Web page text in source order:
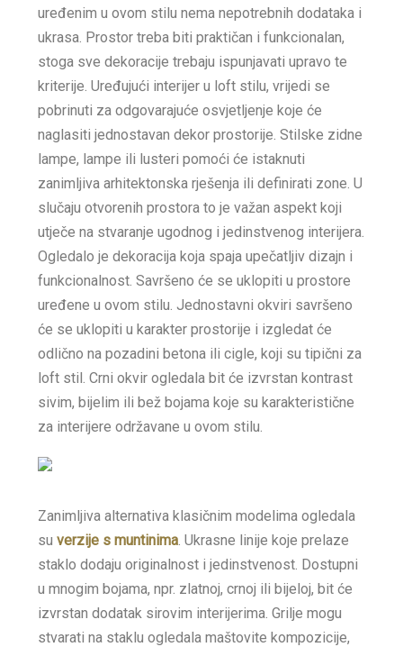
uređenim u ovom stilu nema nepotrebnih dodataka i
ukrasa. Prostor treba biti praktičan i funkcionalan,
stoga sve dekoracije trebaju ispunjavati upravo te
kriterije. Uređujući interijer u loft stilu, vrijedi se
pobrinuti za odgovarajuće osvjetljenje koje će
naglasiti jednostavan dekor prostorije. Stilske zidne
lampe, lampe ili lusteri pomoći će istaknuti
zanimljiva arhitektonska rješenja ili definirati zone. U
slučaju otvorenih prostora to je važan aspekt koji
utječe na stvaranje ugodnog i jedinstvenog interijera.
Ogledalo je dekoracija koja spaja upečatljiv dizajn i
funkcionalnost. Savršeno će se uklopiti u prostore
uređene u ovom stilu. Jednostavni okviri savršeno
će se uklopiti u karakter prostorije i izgledat će
odlično na pozadini betona ili cigle, koji su tipični za
loft stil. Crni okvir ogledala bit će izvrstan kontrast
sivim, bijelim ili bež bojama koje su karakteristične
za interijere održavane u ovom stilu.
Zanimljiva alternativa klasičnim modelima ogledala
suverzije s muntinima . Ukrasne linije koje prelaze
staklo dodaju originalnost i jedinstvenost. Dostupni
u mnogim bojama, npr. zlatnoj, crnoj ili bijeloj, bit će
izvrstan dodatak sirovim interijerima. Grilje mogu
stvarati na staklu ogledala maštovite kompozicije,